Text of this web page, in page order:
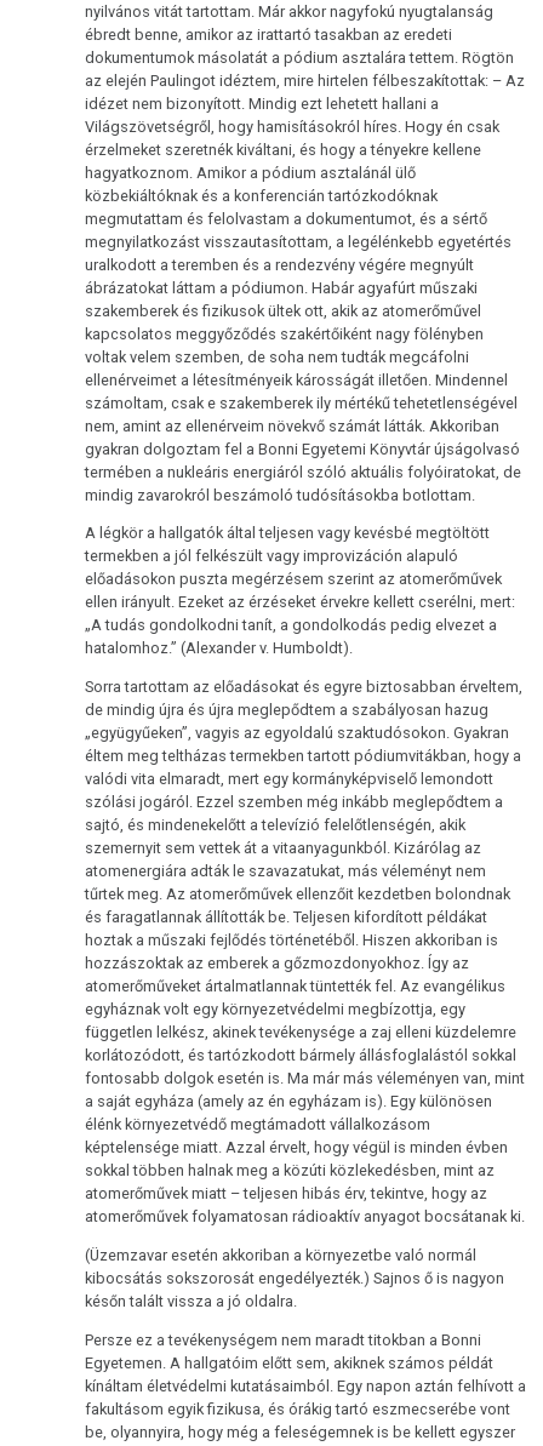
nyilvános vitát tartottam. Már akkor nagyfokú nyugtalanság
ébredt benne, amikor az irattartó tasakban az eredeti
dokumentumok másolatát a pódium asztalára tettem. Rögtön
az elején Paulingot idéztem, mire hirtelen félbeszakítottak: – Az
idézet nem bizonyított. Mindig ezt lehetett hallani a
Világszövetségről, hogy hamisításokról híres. Hogy én csak
érzelmeket szeretnék kiváltani, és hogy a tényekre kellene
hagyatkoznom. Amikor a pódium asztalánál ülő
közbekiáltóknak és a konferencián tartózkodóknak
megmutattam és felolvastam a dokumentumot, és a sértő
megnyilatkozást visszautasítottam, a legélénkebb egyetértés
uralkodott a teremben és a rendezvény végére megnyúlt
ábrázatokat láttam a pódiumon. Habár agyafúrt műszaki
szakemberek és fizikusok ültek ott, akik az atomerőművel
kapcsolatos meggyőződés szakértőiként nagy fölényben
voltak velem szemben, de soha nem tudták megcáfolni
ellenérveimet a létesítményeik károsságát illetően. Mindennel
számoltam, csak e szakemberek ily mértékű tehetetlenségével
nem, amint az ellenérveim növekvő számát látták. Akkoriban
gyakran dolgoztam fel a Bonni Egyetemi Könyvtár újságolvasó
termében a nukleáris energiáról szóló aktuális folyóiratokat, de
mindig zavarokról beszámoló tudósításokba botlottam.
A légkör a hallgatók által teljesen vagy kevésbé megtöltött
termekben a jól felkészült vagy improvizáción alapuló
előadásokon puszta megérzésem szerint az atomerőművek
ellen irányult. Ezeket az érzéseket érvekre kellett cserélni, mert:
„A tudás gondolkodni tanít, a gondolkodás pedig elvezet a
hatalomhoz.” (Alexander v. Humboldt).
Sorra tartottam az előadásokat és egyre biztosabban érveltem,
de mindig újra és újra meglepődtem a szabályosan hazug
„együgyűeken”, vagyis az egyoldalú szaktudósokon. Gyakran
éltem meg teltházas termekben tartott pódiumvitákban, hogy a
valódi vita elmaradt, mert egy kormányképviselő lemondott
szólási jogáról. Ezzel szemben még inkább meglepődtem a
sajtó, és mindenekelőtt a televízió felelőtlenségén, akik
szemernyit sem vettek át a vitaanyagunkból. Kizárólag az
atomenergiára adták le szavazatukat, más véleményt nem
tűrtek meg. Az atomerőművek ellenzőit kezdetben bolondnak
és faragatlannak állították be. Teljesen kifordított példákat
hoztak a műszaki fejlődés történetéből. Hiszen akkoriban is
hozzászoktak az emberek a gőzmozdonyokhoz. Így az
atomerőműveket ártalmatlannak tüntették fel. Az evangélikus
egyháznak volt egy környezetvédelmi megbízottja, egy
független lelkész, akinek tevékenysége a zaj elleni küzdelemre
korlátozódott, és tartózkodott bármely állásfoglalástól sokkal
fontosabb dolgok esetén is. Ma már más véleményen van, mint
a saját egyháza (amely az én egyházam is). Egy különösen
élénk környezetvédő megtámadott vállalkozásom
képtelensége miatt. Azzal érvelt, hogy végül is minden évben
sokkal többen halnak meg a közúti közlekedésben, mint az
atomerőművek miatt – teljesen hibás érv, tekintve, hogy az
atomerőművek folyamatosan rádioaktív anyagot bocsátanak ki.
(Üzemzavar esetén akkoriban a környezetbe való normál
kibocsátás sokszorosát engedélyezték.) Sajnos ő is nagyon
későn talált vissza a jó oldalra.
Persze ez a tevékenységem nem maradt titokban a Bonni
Egyetemen. A hallgatóim előtt sem, akiknek számos példát
kínáltam életvédelmi kutatásaimból. Egy napon aztán felhívott a
fakultásom egyik fizikusa, és órákig tartó eszmecserébe vont
be, olyannyira, hogy még a feleségemnek is be kellett egyszer